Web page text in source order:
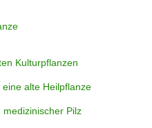
Kulturpflanzen
alte Heilpflanze
Pilz